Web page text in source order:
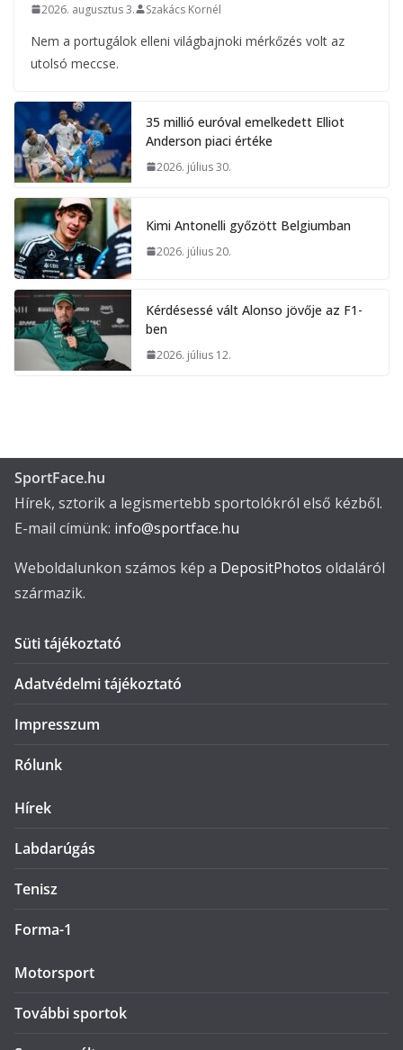
2026. augusztus 3. Szakács Kornél
Nem a portugálok elleni világbajnoki mérkőzés volt az
utolsó meccse.
35 millió euróval emelkedett Elliot
Anderson piaci értéke
2026. július 30.
Kimi Antonelli győzött Belgiumban
2026. július 20.
Kérdésessé vált Alonso jövője az F1-
ben
2026. július 12.
SportFace.hu
Hírek, sztorik a legismertebb sportolókról első kézből.
E-mail címünk: info@sportface.hu
Weboldalunkon számos kép a DepositPhotos oldaláról
származik.
Süti tájékoztató
Adatvédelmi tájékoztató
Impresszum
Rólunk
Hírek
Labdarúgás
Tenisz
Forma-1
Motorsport
További sportok